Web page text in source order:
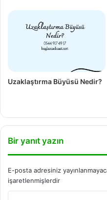
Uzaklaştırma Büyüsü Nedir?
Bir yanıt yazın
E-posta adresiniz
işaretlenmişlerdir